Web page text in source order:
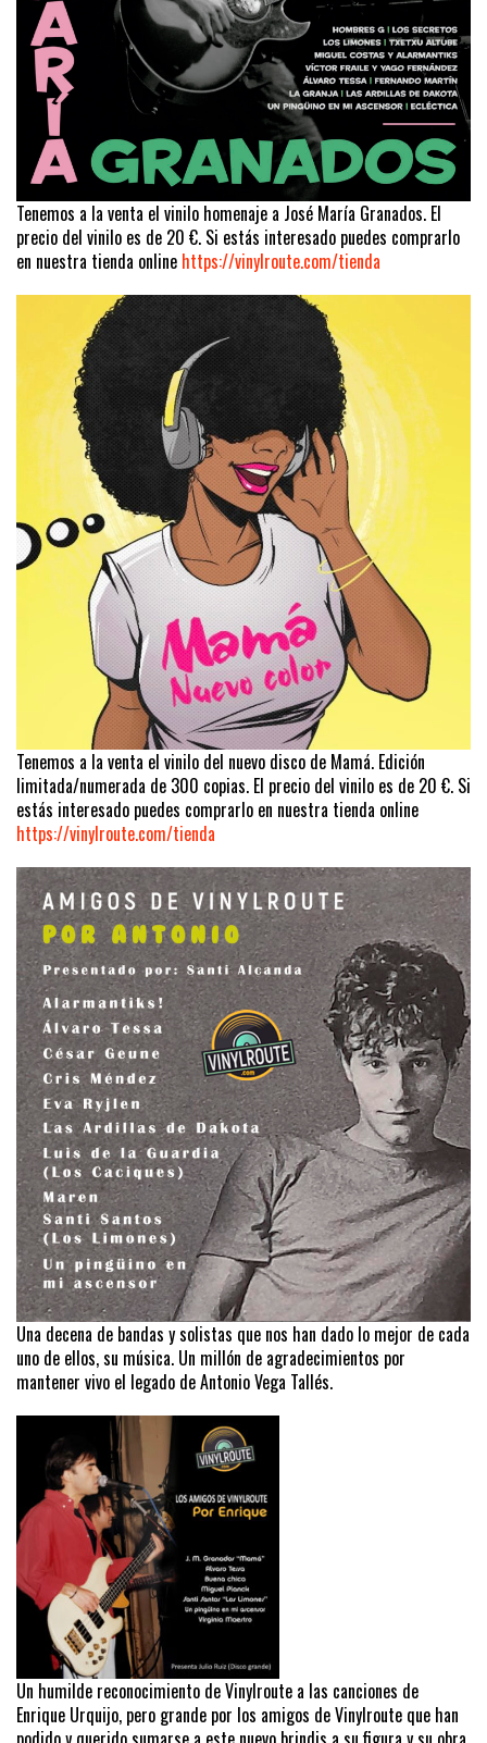
Tenemos a la venta el vinilo homenaje a José María Granados. El
precio del vinilo es de 20 €. Si estás interesado puedes comprarlo
en nuestra tienda online https://vinylroute.com/tienda
Tenemos a la venta el vinilo del nuevo disco de Mamá. Edición
limitada/numerada de 300 copias. El precio del vinilo es de 20 €. Si
estás interesado puedes comprarlo en nuestra tienda online
https://vinylroute.com/tienda
Una decena de bandas y solistas que nos han dado lo mejor de cada
uno de ellos, su música. Un millón de agradecimientos por
mantener vivo el legado de Antonio Vega Tallés.
Un humilde reconocimiento de Vinylroute a las canciones de
Enrique Urquijo, pero grande por los amigos de Vinylroute que han